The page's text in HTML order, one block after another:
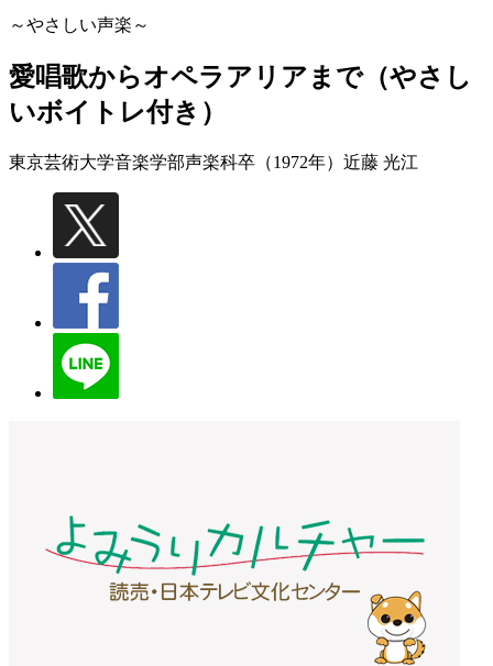
～やさしい声楽～
愛唱歌からオペラアリアまで（やさし
いボイトレ付き）
東京芸術大学音楽学部声楽科卒（1972年） 近藤 光江